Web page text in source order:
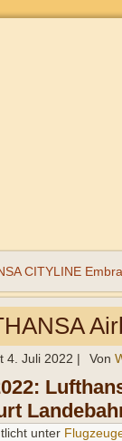
CITYLINE
4. Juli 2022 | Von
unter